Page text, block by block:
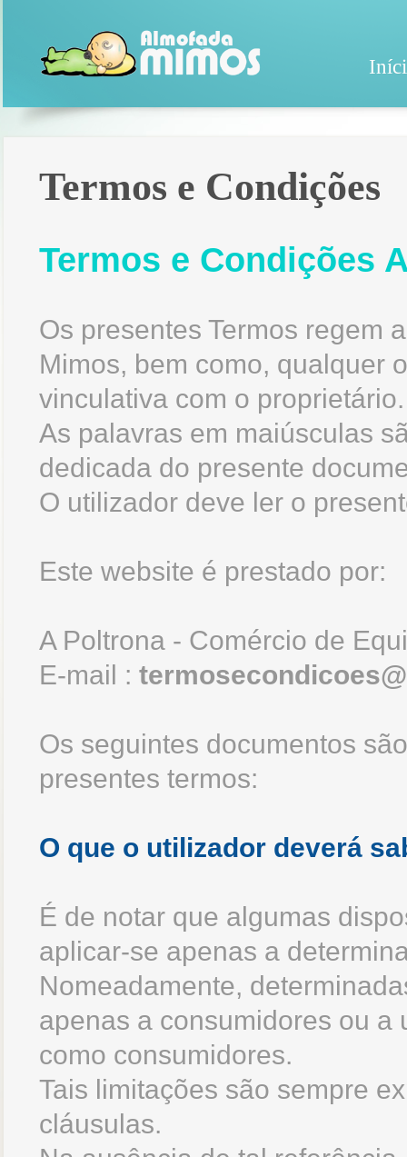
Termos e Condições
Termos e Condições
Os presentes Termos regem
Mimos, bem como, qualquer
vinculativa com o proprietário.
As palavras em maiúsculas
dedicada do presente
O utilizador deve ler o
Este website é prestado por:
A Poltrona - Comércio de
E-mail :
Os seguintes documentos
presentes termos:
O que o utilizador deverá
É de notar que algumas
aplicar-se apenas a
Nomeadamente,
apenas a consumidores ou
como consumidores.
Tais limitações são sempre
cláusulas.